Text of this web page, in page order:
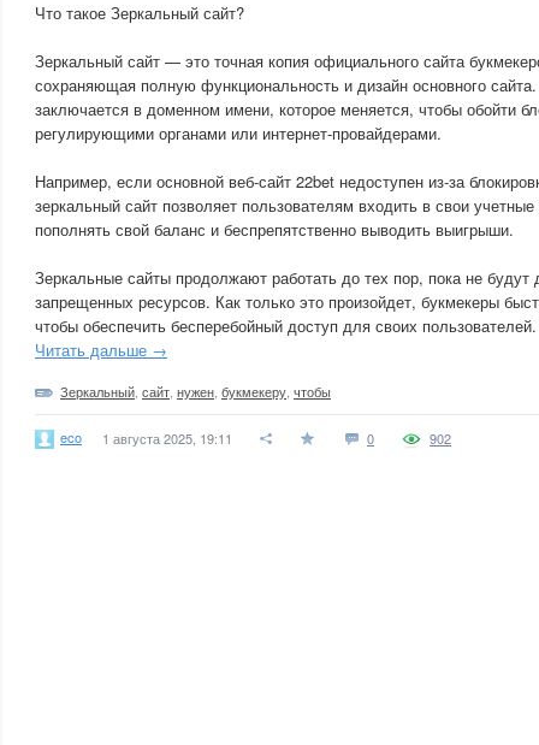
Что такое Зеркальный сайт?
Зеркальный сайт — это точная копия официального сайта
сохраняющая полную функциональность и дизайн основного
заключается в доменном имени, которое меняется, чтобы обойти
регулирующими органами или интернет-провайдерами.
Например, если основной веб-сайт 22bet недоступен из-за
зеркальный сайт позволяет пользователям входить в свои
пополнять свой баланс и беспрепятственно выводить выигрыши.
Зеркальные сайты продолжают работать до тех пор, пока не будут
запрещенных ресурсов. Как только это произойдет, букмекеры
чтобы обеспечить бесперебойный доступ для своих пользователей.
Читать дальше →
Зеркальный сайт нужен букмекеру чтобы
eco 1 августа 2025, 19:11 0 902